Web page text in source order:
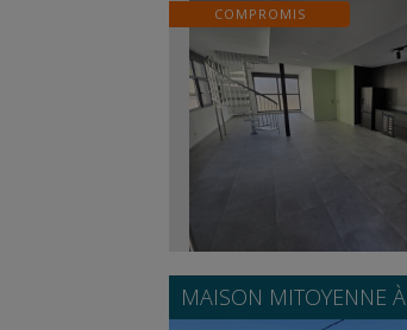
COMPROMIS
MAISON MITOYENNE À